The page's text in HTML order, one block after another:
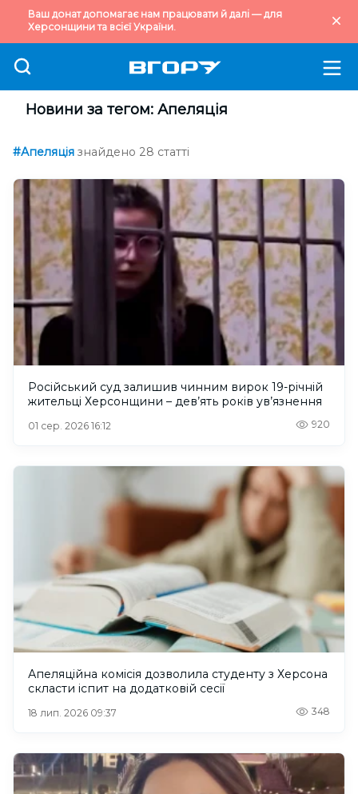
Ваш донат допомагає нам працювати й далі — для
Херсонщини та всієї України.
Новини за тегом: Апеляція
#Апеляція знайдено 28 статті
Російський суд залишив чинним вирок 19-річній
жительці Херсонщини – дев’ять років ув’язнення
01 сер. 2026 16:12 920
Апеляційна комісія дозволила студенту з Херсона
скласти іспит на додатковій сесії
18 лип. 2026 09:37 348